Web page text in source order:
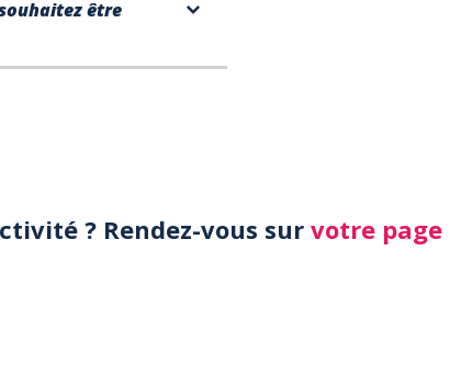
être
? Rendez-vous sur votre